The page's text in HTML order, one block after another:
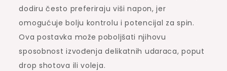
dodiru često preferiraju viši napon, jer
omogućuje bolju kontrolu i potencijal za spin.
Ova postavka može poboljšati njihovu
sposobnost izvođenja delikatnih udaraca, poput
drop shotova ili voleja.